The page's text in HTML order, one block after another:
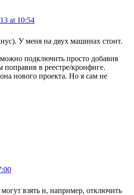
at 10:54
У меня на двух машинах стоит.
подключить просто добавив
поправив в реестре/кронфиге.
нового проекта. Но я сам не
взять и, например, отключить